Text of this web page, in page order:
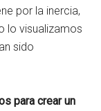
por la inercia,
lo visualizamos
sido
para crear un